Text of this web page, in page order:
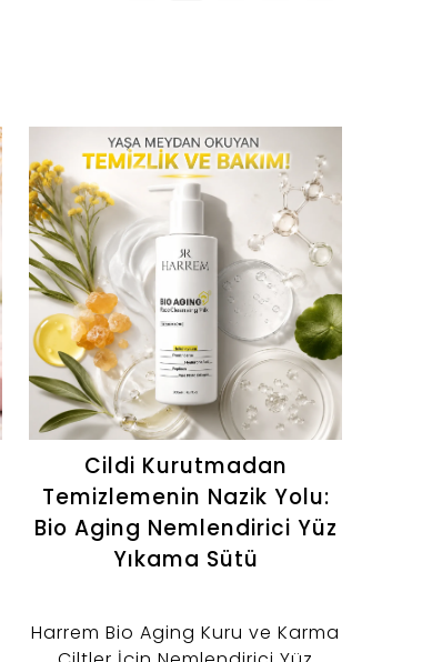
Cildi Kurutmadan
Temizlemenin Nazik Yolu:
Bio Aging Nemlendirici Yüz
Yıkama Sütü
Harrem Bio Aging Kuru ve Karma